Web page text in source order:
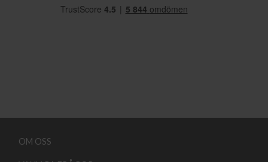
OM OSS